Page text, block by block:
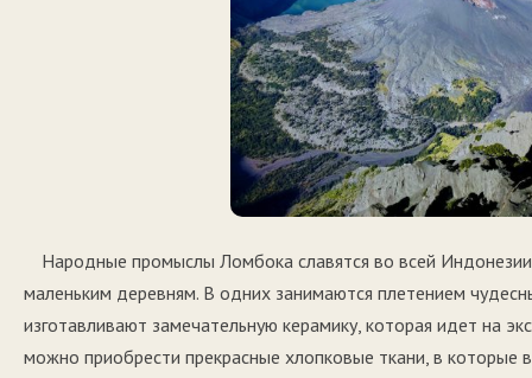
Народные промыслы Ломбока славятся во всей
маленьким деревням. В одних занимаются плетением
изготавливают замечательную керамику, которая идет на
можно приобрести прекрасные хлопковые ткани, в которые